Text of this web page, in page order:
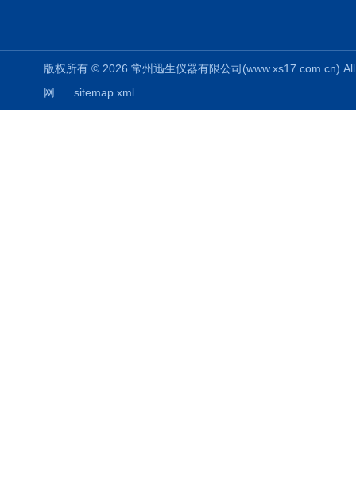
版权所有 © 2026 常州迅生仪器有限公司
网
sitemap.xml